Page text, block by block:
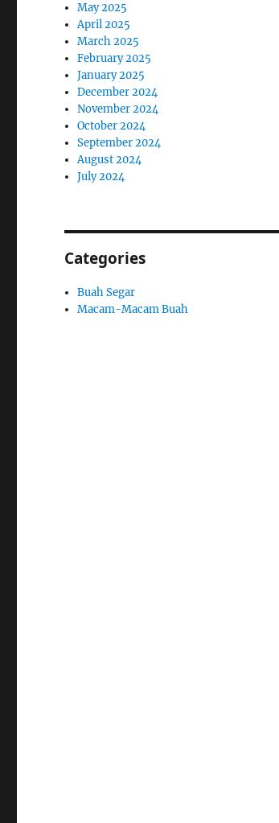
May 2025
April 2025
March 2025
February 2025
January 2025
December 2024
November 2024
October 2024
September 2024
August 2024
July 2024
Categories
Buah Segar
Macam-Macam Buah